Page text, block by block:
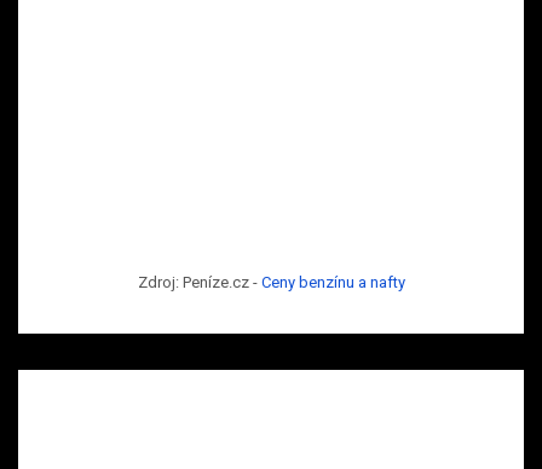
Zdroj: Peníze.cz - Ceny benzínu a nafty